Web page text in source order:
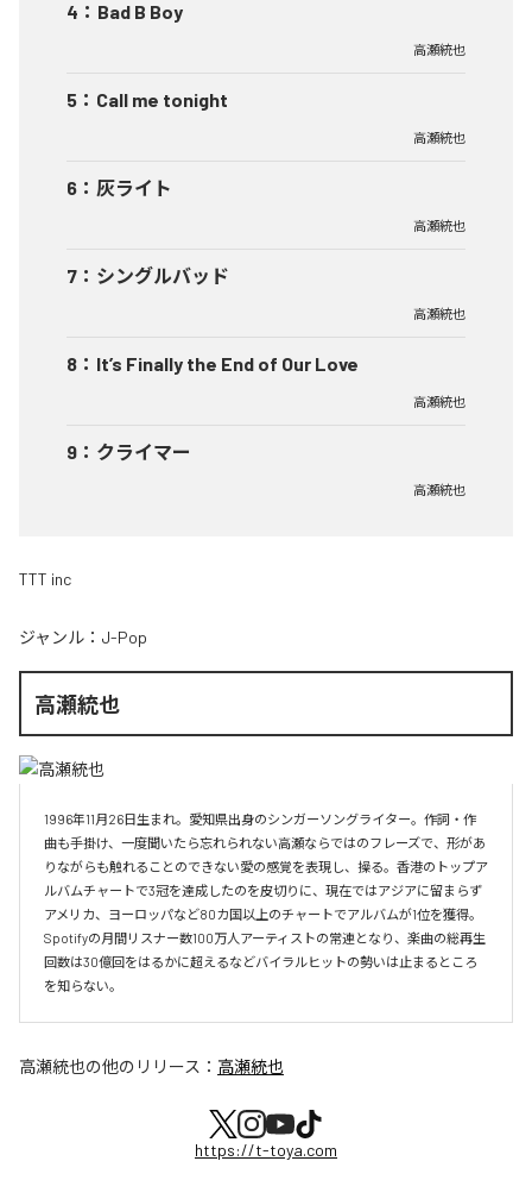
4 ： Bad B Boy
高瀬統也
5 ： Call me tonight
高瀬統也
6 ： 灰ライト
高瀬統也
7 ： シングルバッド
高瀬統也
8 ： It’s Finally the End of Our Love
高瀬統也
9 ： クライマー
高瀬統也
TTT inc
ジャンル： J-Pop
高瀬統也
1996年11月26日生まれ。愛知県出身のシンガーソングライター。作詞・作
曲も手掛け、一度聞いたら忘れられない高瀬ならではのフレーズで、形があ
りながらも触れることのできない愛の感覚を表現し、操る。香港のトップア
ルバムチャートで3冠を達成したのを皮切りに、現在ではアジアに留まらず
アメリカ、ヨーロッパなど80カ国以上のチャートでアルバムが1位を獲得。
Spotifyの月間リスナー数100万人アーティストの常連となり、楽曲の総再生
回数は30億回をはるかに超えるなどバイラルヒットの勢いは止まるところ
を知らない。
高瀬統也の他のリリース： 高瀬統也
https://t-toya.com